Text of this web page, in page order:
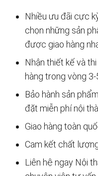
Nhiều ưu đãi cực
chọn những sản
được giao hàng
Nhận thiết kế và
hàng trong vòng 3-
Bảo hành sản
đặt miễn phí nội
Giao hàng toàn
Cam kết chất
Liên hệ ngay Nội